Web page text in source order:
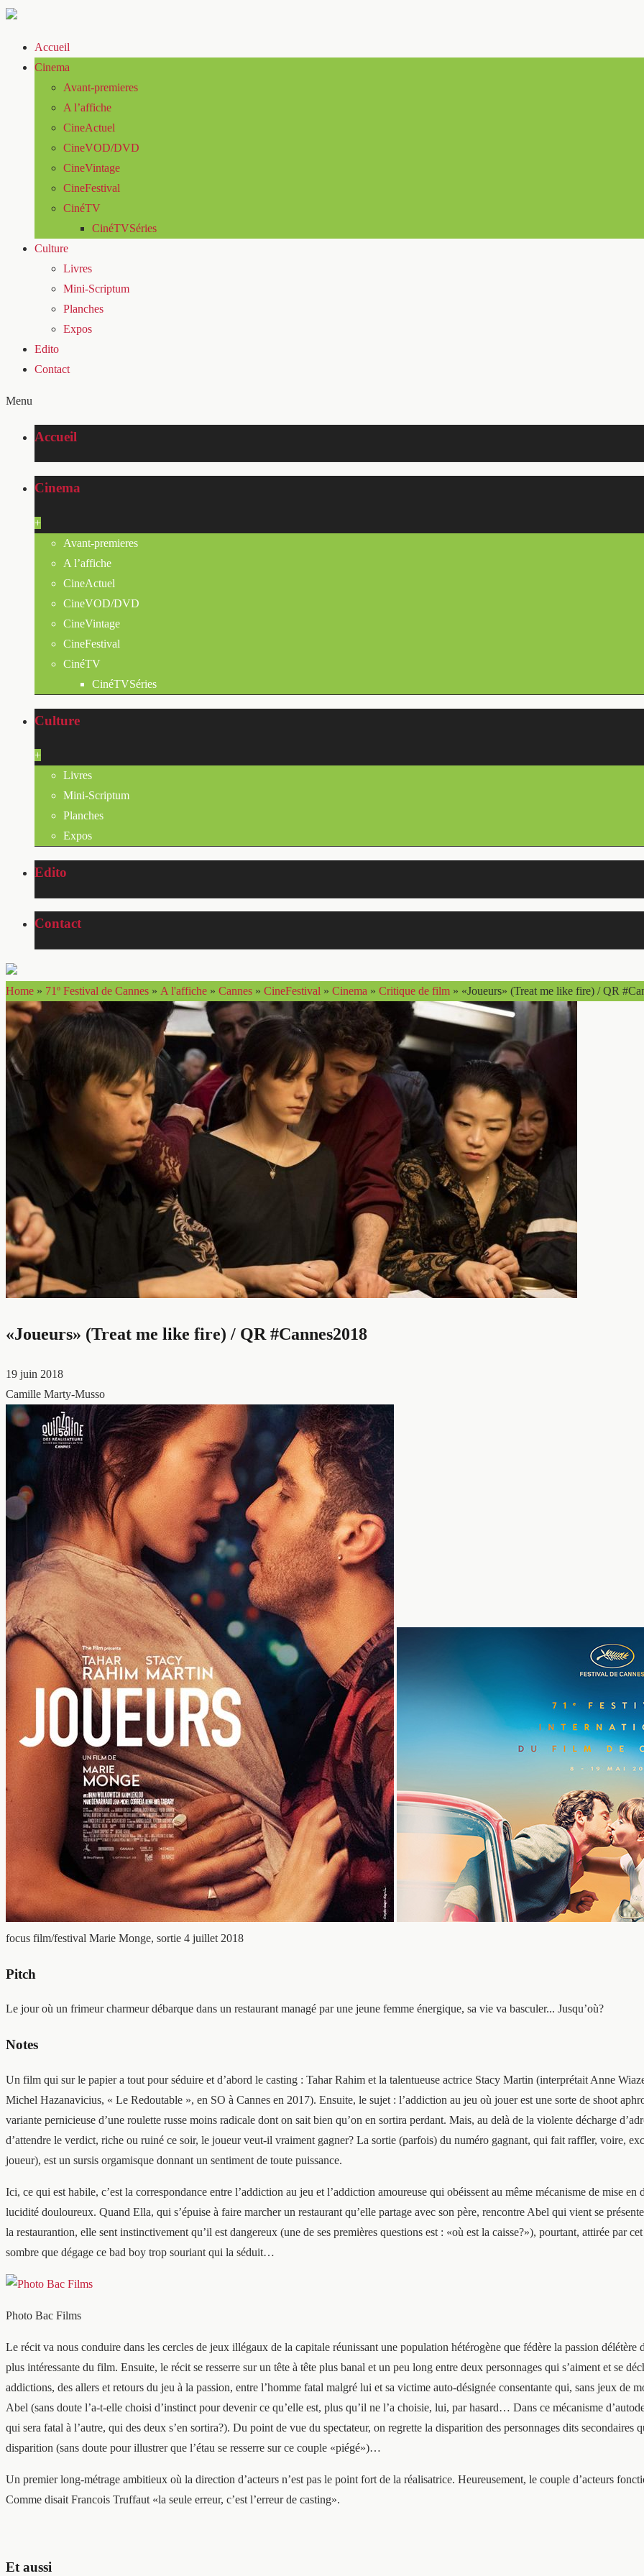
Accueil
Cinema
Avant-premieres
A l’affiche
CineActuel
CineVOD/DVD
CineVintage
CineFestival
CinéTV
CinéTVSéries
Culture
Livres
Mini-Scriptum
Planches
Expos
Edito
Contact
Menu
Accueil
Cinema
+
Avant-premieres
A l’affiche
CineActuel
CineVOD/DVD
CineVintage
CineFestival
CinéTV
CinéTVSéries
Culture
+
Livres
Mini-Scriptum
Planches
Expos
Edito
Contact
Home » 71º Festival de Cannes » A l'affiche » Cannes » CineFestival » Cinema » Critique de film » «Joueurs» (Treat me like fire) / QR
«Joueurs» (Treat me like fire) / QR #Cannes2018
19 juin 2018
Camille Marty-Musso
focus film/festival Marie Monge, sortie 4 juillet 2018
Pitch
Le jour où un frimeur charmeur débarque dans un restaurant managé par une jeune femme énergique, sa vie va basculer... Jusqu’où?
Notes
Un film qui sur le papier a tout pour séduire et d’abord le casting : Tahar Rahim et la talentueuse actrice Stacy Martin (interprétait Anne
Michel Hazanavicius, « Le Redoutable », en SO à Cannes en 2017). Ensuite, le sujet : l’addiction au jeu où jouer est une sorte de shoot
variante pernicieuse d’une roulette russe moins radicale dont on sait bien qu’on en sortira perdant. Mais, au delà de la violente décharge
d’attendre le verdict, riche ou ruiné ce soir, le joueur veut-il vraiment gagner? La sortie (parfois) du numéro gagnant, qui fait raffler, voire,
joueur), est un sursis orgamisque donnant un sentiment de toute puissance.
Ici, ce qui est habile, c’est la correspondance entre l’addiction au jeu et l’addiction amoureuse qui obéissent au même mécanisme de mise
lucidité douloureux. Quand Ella, qui s’épuise à faire marcher un restaurant qu’elle partage avec son père, rencontre Abel qui vient se
la restaurantion, elle sent instinctivement qu’il est dangereux (une de ses premières questions est : «où est la caisse?»), pourtant, attirée par
sombre que dégage ce bad boy trop souriant qui la séduit…
Photo Bac Films
Le récit va nous conduire dans les cercles de jeux illégaux de la capitale réunissant une population hétérogène que fédère la passion
plus intéressante du film. Ensuite, le récit se resserre sur un tête à tête plus banal et un peu long entre deux personnages qui s’aiment et se
addictions, des allers et retours du jeu à la passion, entre l’homme fatal malgré lui et sa victime auto-désignée consentante qui, sans jeux de
Abel (sans doute l’a-t-elle choisi d’instinct pour devenir ce qu’elle est, plus qu’il ne l’a choisie, lui, par hasard… Dans ce mécanisme
qui sera fatal à l’autre, qui des deux s’en sortira?). Du point de vue du spectateur, on regrette la disparition des personnages dits secondaires
disparition (sans doute pour illustrer que l’étau se resserre sur ce couple «piégé»)…
Un premier long-métrage ambitieux où la direction d’acteurs n’est pas le point fort de la réalisatrice. Heureusement, le couple d’acteurs
Comme disait Francois Truffaut «la seule erreur, c’est l’erreur de casting».
Et aussi